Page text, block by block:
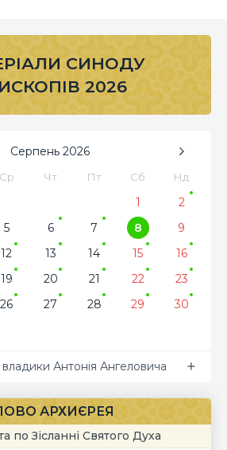
СИНОДУ
2026
Серпень 2026
Ср Чт Пт Сб Нд
1
2
5 6 7 8
9
12 13 14 15
16
19 20 21 22
23
26 27 28 29
30
Антонія Ангеловича
АРХИЄРЕЯ
по Зісланні Святого Духа